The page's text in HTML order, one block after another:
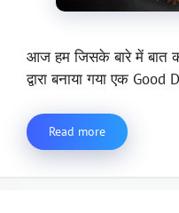
आज हम जिसके बारे में बात
द्वारा बनाया गया एक
Read more